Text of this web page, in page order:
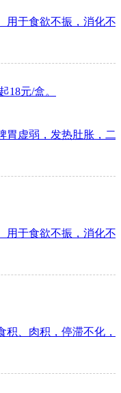
用于食欲不振，消化不
18元/盒。
胃虚弱，发热肚胀，二
用于食欲不振，消化不
积、肉积，停滞不化，